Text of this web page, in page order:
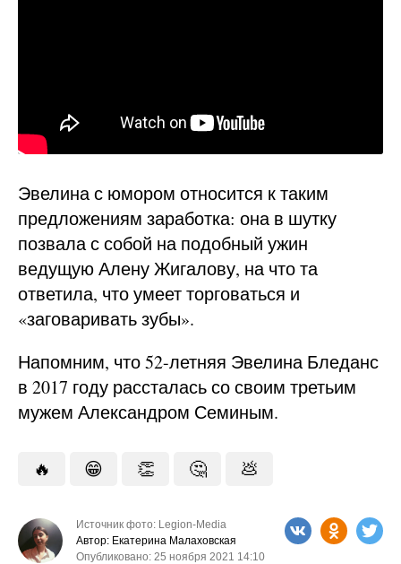
Эвелина с юмором относится к таким
предложениям заработка: она в шутку
позвала с собой на подобный ужин
ведущую Алену Жигалову, на что та
ответила, что умеет торговаться и
«заговаривать зубы».
Напомним, что 52-летняя Эвелина Бледанс
в 2017 году рассталась со своим третьим
мужем Александром Семиным.
🔥 😁 👏 🤔 💩
Источник фото: Legion-Media
Автор: Екатерина Малаховская
Опубликовано: 25 ноября 2021 14:10